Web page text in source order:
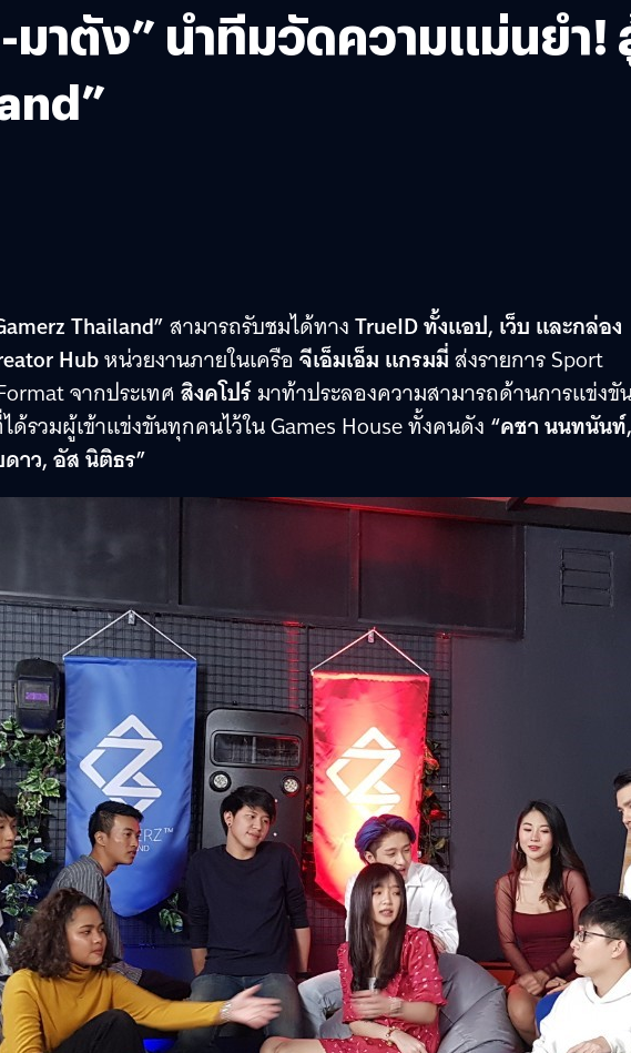
มาตัง” นำทีมวัดความแม่นยำ!
Thailand”สามารถรับชมได้ทางTrueID ทั้งแอป, เว็บ และกล่อง
Hubหน่วยงานภายในเครือ จีเอ็มเอ็ม แกรมมี่ส่งรายการ Sport
จากประเทศ สิงคโปร์มาท้าประลองความสามารถด้านการแข่งขั
รวมผู้เข้าแข่งขันทุกคนไว้ใน Games House ทั้งคนดัง “คชา นนทนันท์,
าว, อัส นิติธร”